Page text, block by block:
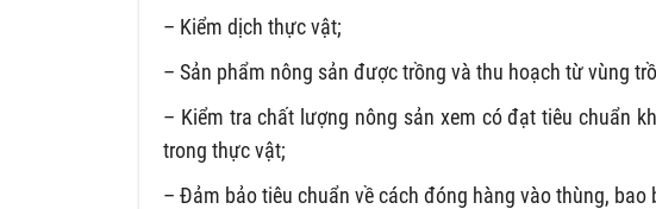
– Kiểm dịch thực vật;
– Sản phẩm nông sản được trồng và thu hoạch từ vùng
– Kiểm tra chất lượng nông sản xem có đạt tiêu chuẩn
trong thực vật;
– Đảm bảo tiêu chuẩn về cách đóng hàng vào thùng, bao